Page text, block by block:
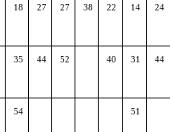
18 27 27 38 22 14 24
35 44 52 40 31 44
54 51